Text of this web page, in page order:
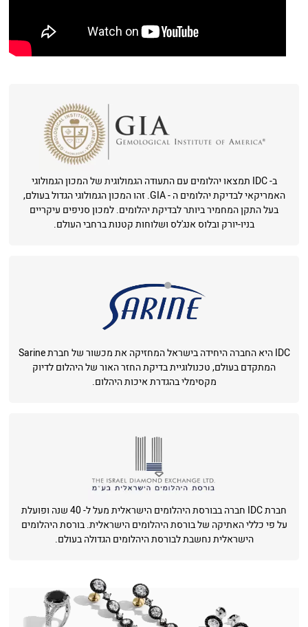
ב- IDC תמצאו יהלומים עם התעודה הגמולוגית של המכון הגמולוגי
האמריקאי לבדיקת יהלומים ה - GIA. זהו המכון הגמולוגי הגדול בעולם,
בעל התקן המחמיר ביותר לבדיקת יהלומים. למכון סניפים עיקריים
בניו-יורק ובלוס אנג'לס ושלוחות קטנות ברחבי העולם.
IDC היא החברה היחידה בישראל המחזיקה את מכשור של חברת Sarine
המתקדם בעולם, טכנולוגיית בדיקת החזר האור של היהלום לדיוק
מקסימלי בהגדרת איכות היהלום.
חברת IDC חברה בבורסת היהלומים הישראלית מעל ל- 40 שנה ופועלת
על פי כללי האתיקה של בורסת היהלומים הישראלית. בורסת היהלומים
הישראלית נחשבת לבורסת היהלומים הגדולה בעולם.